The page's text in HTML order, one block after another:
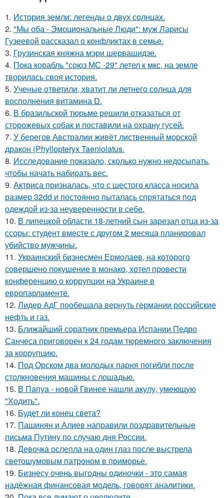
1. История земли: легенды о двух солнцах.
2. "Мы оба - Эмоциональные Люди": муж Ларисы
Гузеевой рассказал о конфликтах в семье.
3. Грузинская княжна мэри шервашидзе.
4. Пока корабль "союз МС -29" летел к мкс, на земле
творилась своя история.
5. Ученые ответили, хватит ли летнего солнца для
восполнения витамина D.
6. В бразильской тюрьме решили отказаться от
сторожевых собак и поставили на охрану гусей.
7. У берегов Австралии живёт лиственный морской
дракон (Phyllopteryx Taeniolatus.
8. Исследование показало, сколько нужно недосыпать,
чтобы начать набирать вес.
9. Актриса призналась, что с шестого класса носила
размер 32dd и постоянно пыталась спрятаться под
одеждой из-за неуверенности в себе.
10. В липецкой области 18-летний сын зарезал отца из-за
ссоры: студент вместе с другом 2 месяца планировал
убийство мужчины.
11. Украинский бизнесмен Ермолаев, на которого
совершено покушение в монако, хотел провести
конференцию о коррупции на Украине в
европарламенте.
12. Лидер АдГ пообещала вернуть германии российские
нефть и газ.
13. Ближайший соратник премьера Испании Педро
Санчеса приговорен к 24 годам тюремного заключения
за коррупцию.
14. Под Орском два молодых парня погибли после
столкновения машины с лошадью.
15. В Папуа - новой Гвинее нашли акулу, умеющую
"Ходить".
16. Будет ли конец света?
17. Пашинян и Алиев направили поздравительные
письма Путину по случаю дня России.
18. Девочка ослепла на один глаз после выстрела
светошумовым патроном в приморье.
19. Бизнесу очень выгодны одиночки - это самая
надёжная финансовая модель, говорят аналитики.